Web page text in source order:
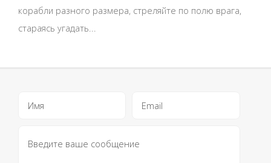
корабли разного размера, стреляйте по полю врага,
стараясь угадать...